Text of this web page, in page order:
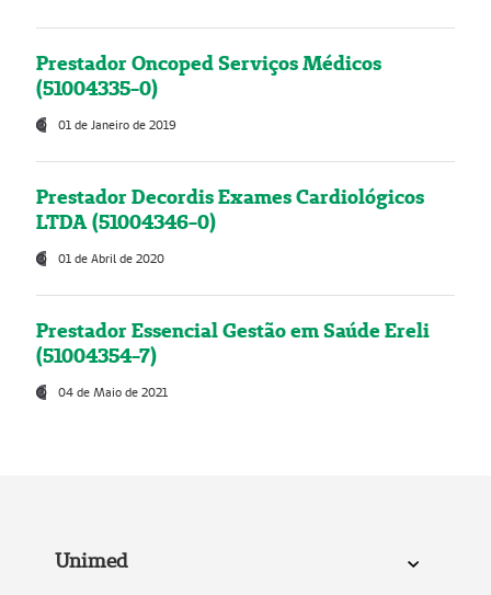
Prestador Oncoped Serviços Médicos
(51004335-0)
01 de Janeiro de 2019
Prestador Decordis Exames Cardiológicos
LTDA (51004346-0)
01 de Abril de 2020
Prestador Essencial Gestão em Saúde Ereli
(51004354-7)
04 de Maio de 2021
Unimed